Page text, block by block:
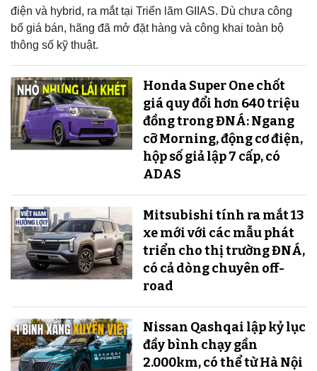
điện và hybrid, ra mắt tại Triển lãm GIIAS. Dù chưa công
bố giá bán, hãng đã mở đặt hàng và công khai toàn bộ
thông số kỹ thuật.
Honda Super One chốt
giá quy đổi hơn 640 triệu
đồng trong ĐNÁ: Ngang
cỡ Morning, động cơ điện,
hộp số giả lập 7 cấp, có
ADAS
Mitsubishi tính ra mắt 13
xe mới với các mẫu phát
triển cho thị trường ĐNÁ,
có cả dòng chuyên off-
road
Nissan Qashqai lập kỷ lục
đầy bình chạy gần
2.000km, có thể từ Hà Nội